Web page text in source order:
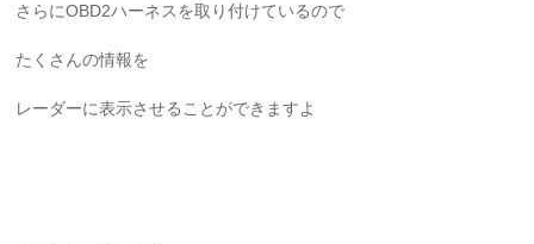
さらにOBD2ハーネスを取り付けているので
たくさんの情報を
レーダーに表示させることができますよ